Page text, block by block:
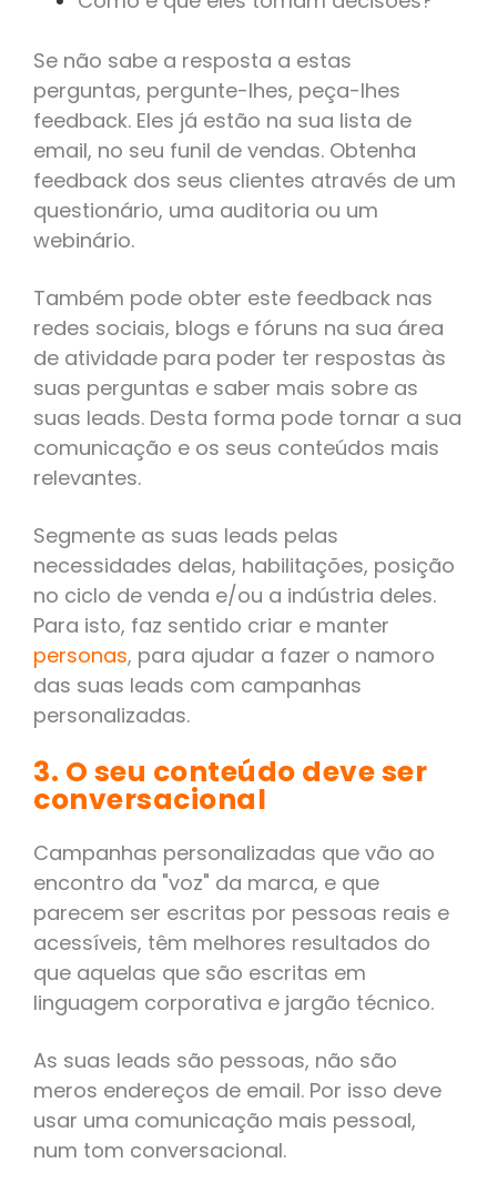
Se não sabe a resposta a estas
perguntas, pergunte-lhes, peça-lhes
feedback. Eles já estão na sua lista de
email, no seu funil de vendas. Obtenha
feedback dos seus clientes através de um
questionário, uma auditoria ou um
webinário.
Também pode obter este feedback nas
redes sociais, blogs e fóruns na sua área
de atividade para poder ter respostas às
suas perguntas e saber mais sobre as
suas leads. Desta forma pode tornar a sua
comunicação e os seus conteúdos mais
relevantes.
Segmente as suas leads pelas
necessidades delas, habilitações, posição
no ciclo de venda e/ou a indústria deles.
Para isto, faz sentido criar e manter
personas, para ajudar a fazer o namoro
das suas leads com campanhas
personalizadas.
3. O seu conteúdo deve ser
conversacional
Campanhas personalizadas que vão ao
encontro da "voz" da marca, e que
parecem ser escritas por pessoas reais e
acessíveis, têm melhores resultados do
que aquelas que são escritas em
linguagem corporativa e jargão técnico.
As suas leads são pessoas, não são
meros endereços de email. Por isso deve
usar uma comunicação mais pessoal,
num tom conversacional.